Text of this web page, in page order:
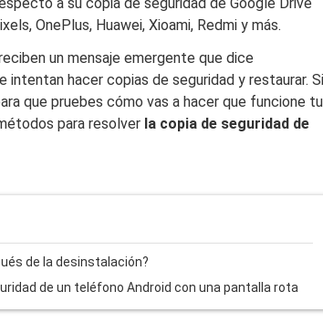
OnePlus, Huawei, Xioami, Redmi y más.
un mensaje emergente que dice
hacer copias de seguridad y restaurar. Si
que pruebes cómo vas a hacer que funcione tu
para resolver la copia de seguridad de
de la desinstalación?
de un teléfono Android con una pantalla rota